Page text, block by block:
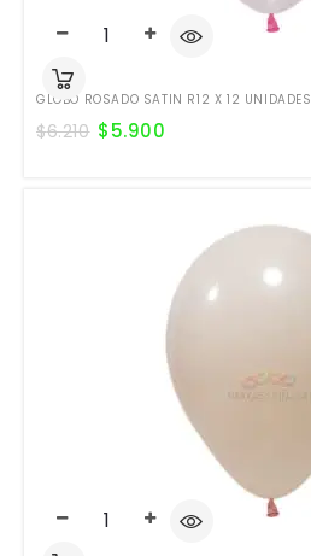
GLOBO ROSADO SATIN R12 X 12 UNIDADES
$6.210 $5.900